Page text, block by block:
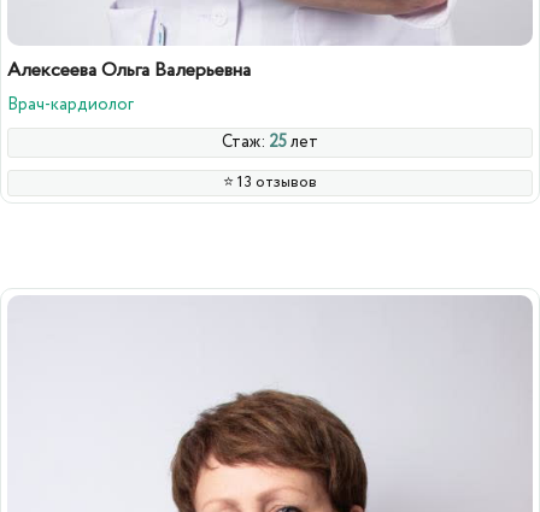
Алексеева Ольга Валерьевна
Врач-кардиолог
Стаж: 25лет
⭐️ 13 отзывов